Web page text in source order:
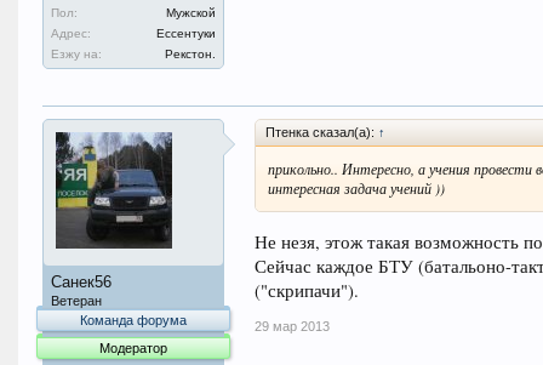
Пол:
Мужской
Адрес:
Ессентуки
Езжу на:
Рекстон.
Санек56
Ветеран
Команда форума
Модератор
Птенка сказал(а): ↑
прикольно.. Интересно, а учения провести
интересная задача учений ))
Не незя, этож такая возможность
Сейчас каждое БТУ (батальоно-
("скрипачи").
29 мар 2013